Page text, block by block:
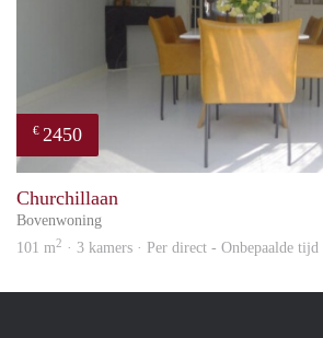
€ 2450
Churchillaan
Bovenwoning
101 m2 · 3 kamers · Per direct - Onbepaalde tijd